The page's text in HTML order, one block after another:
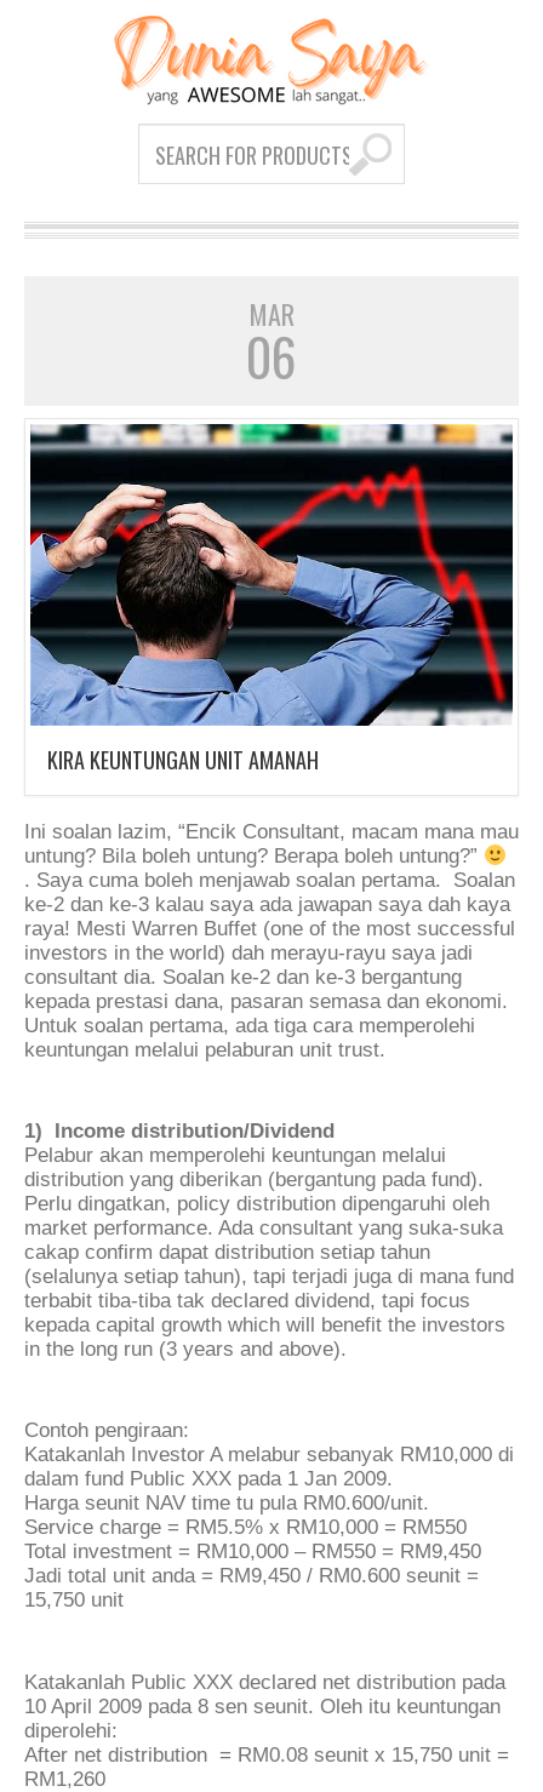
MAR
06
KIRA KEUNTUNGAN UNIT AMANAH
Ini soalan lazim, “Encik Consultant, macam mana mau
untung? Bila boleh untung? Berapa boleh untung?”
. Saya cuma boleh menjawab soalan pertama. Soalan
ke-2 dan ke-3 kalau saya ada jawapan saya dah kaya
raya! Mesti Warren Buffet (one of the most successful
investors in the world) dah merayu-rayu saya jadi
consultant dia. Soalan ke-2 dan ke-3 bergantung
kepada prestasi dana, pasaran semasa dan ekonomi.
Untuk soalan pertama, ada tiga cara memperolehi
keuntungan melalui pelaburan unit trust.
1) Income distribution/Dividend
Pelabur akan memperolehi keuntungan melalui
distribution yang diberikan (bergantung pada fund).
Perlu dingatkan, policy distribution dipengaruhi oleh
market performance. Ada consultant yang suka-suka
cakap confirm dapat distribution setiap tahun
(selalunya setiap tahun), tapi terjadi juga di mana fund
terbabit tiba-tiba tak declared dividend, tapi focus
kepada capital growth which will benefit the investors
in the long run (3 years and above).
Contoh pengiraan:
Katakanlah Investor A melabur sebanyak RM10,000 di
dalam fund Public XXX pada 1 Jan 2009.
Harga seunit NAV time tu pula RM0.600/unit.
Service charge = RM5.5% x RM10,000 = RM550
Total investment = RM10,000 – RM550 = RM9,450
Jadi total unit anda = RM9,450 / RM0.600 seunit =
15,750 unit
Katakanlah Public XXX declared net distribution pada
10 April 2009 pada 8 sen seunit. Oleh itu keuntungan
diperolehi:
After net distribution = RM0.08 seunit x 15,750 unit =
RM1,260